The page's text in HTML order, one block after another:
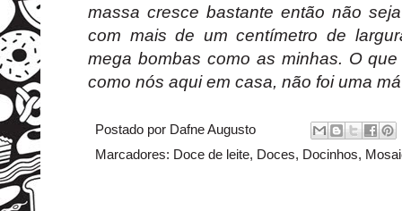
massa cresce bastante então não
com mais de um centímetro de
mega bombas como as minhas. O
como nós aqui em casa, não foi uma
Postado por Dafne Augusto
Marcadores: Doce de leite, Doces, Docinhos,